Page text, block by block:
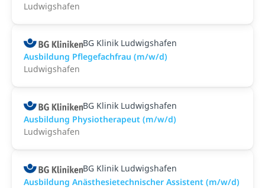
Ludwigshafen
BG Klinik Ludwigshafen
Ausbildung Pflegefachfrau (m/w/d)
Ludwigshafen
BG Klinik Ludwigshafen
Ausbildung Physiotherapeut (m/w/d)
Ludwigshafen
BG Klinik Ludwigshafen
Ausbildung Anästhesietechnischer Assistent (m/w/d)